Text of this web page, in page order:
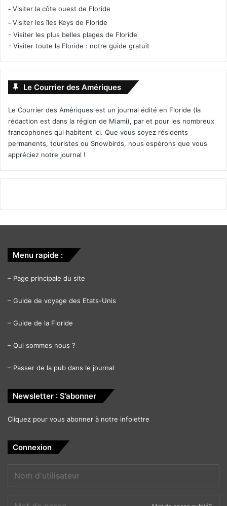
- Visiter la côte ouest de Floride
- Visiter les îles Keys de Floride
- Visiter les plus belles plages de Floride
- Visiter toute la Floride : notre guide gratuit
Le Courrier des Amériques
Le Courrier des Amériques est un journal édité en Floride (la
rédaction est dans la région de Miami), par et pour les nombreux
francophones qui habitent ici. Que vous soyez résidents
permanents, touristes ou Snowbirds, nous espérons que vous
appréciez notre journal !
Menu rapide :
– Page principale du site
– Guide de voyage des Etats-Unis
– Guide de la Floride
– Qui sommes nous ?
– Passer de la pub dans le journal
Newsletter : S’abonner
Cliquez pour vous abonner à notre infolettre
Connexion